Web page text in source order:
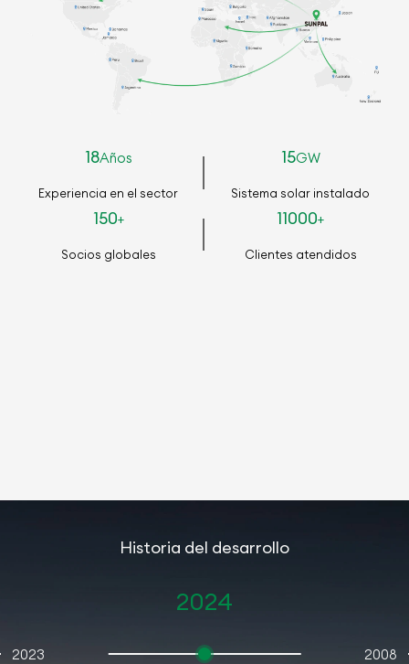
18Años
Experiencia en el sector
15GW
Sistema solar instalado
150+
Socios globales
11000+
Clientes atendidos
Historia del desarrollo
2024
2023 2008